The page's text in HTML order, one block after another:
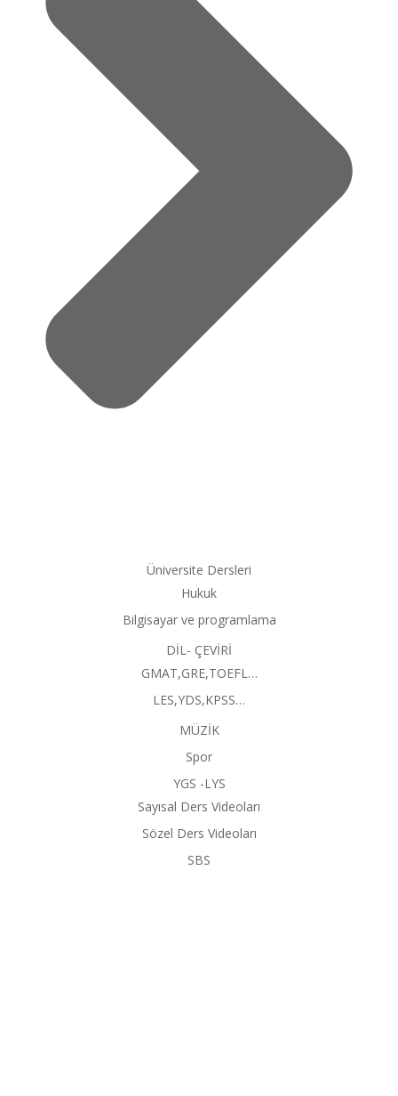
Üniversite Dersleri
Hukuk
Bilgisayar ve programlama
DİL- ÇEVİRİ
GMAT,GRE,TOEFL…
LES,YDS,KPSS…
MÜZİK
Spor
YGS -LYS
Sayısal Ders Videoları
Sözel Ders Videoları
SBS